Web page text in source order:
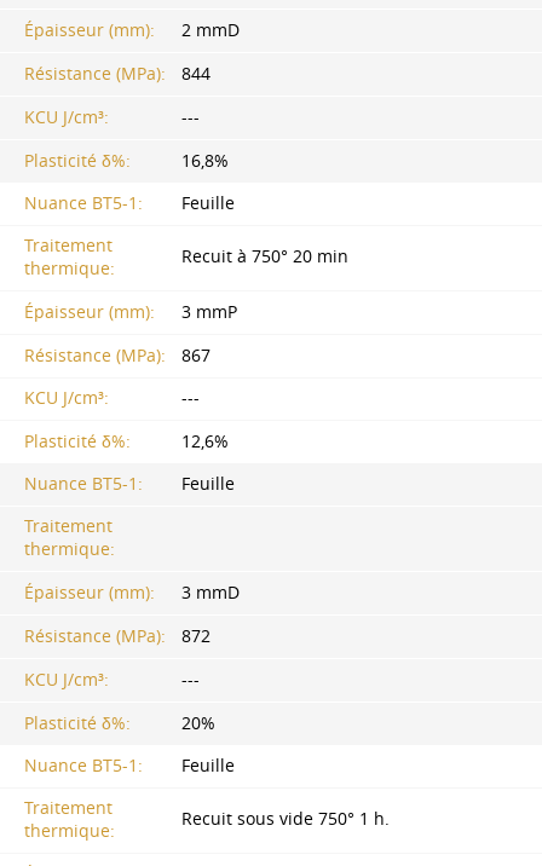
Épaisseur (mm):
2 mmD
Résistance (MPa):
844
KCU J/cm³:
---
Plasticité δ%:
16,8%
Nuance BT5-1:
Feuille
Traitement
thermique:
Recuit à 750° 20 min
Épaisseur (mm):
3 mmP
Résistance (MPa):
867
KCU J/cm³:
---
Plasticité δ%:
12,6%
Nuance BT5-1:
Feuille
Traitement
thermique:
Épaisseur (mm):
3 mmD
Résistance (MPa):
872
KCU J/cm³:
---
Plasticité δ%:
20%
Nuance BT5-1:
Feuille
Traitement
thermique:
Recuit sous vide 750° 1 h.